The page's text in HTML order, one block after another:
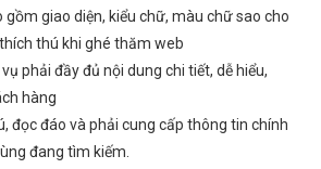
giao diện, kiểu chữ, màu chữ sao cho
thú khi ghé thăm web
phải đầy đủ nội dung chi tiết, dễ hiểu,
hàng
đọc đáo và phải cung cấp thông tin chính
đang tìm kiếm.